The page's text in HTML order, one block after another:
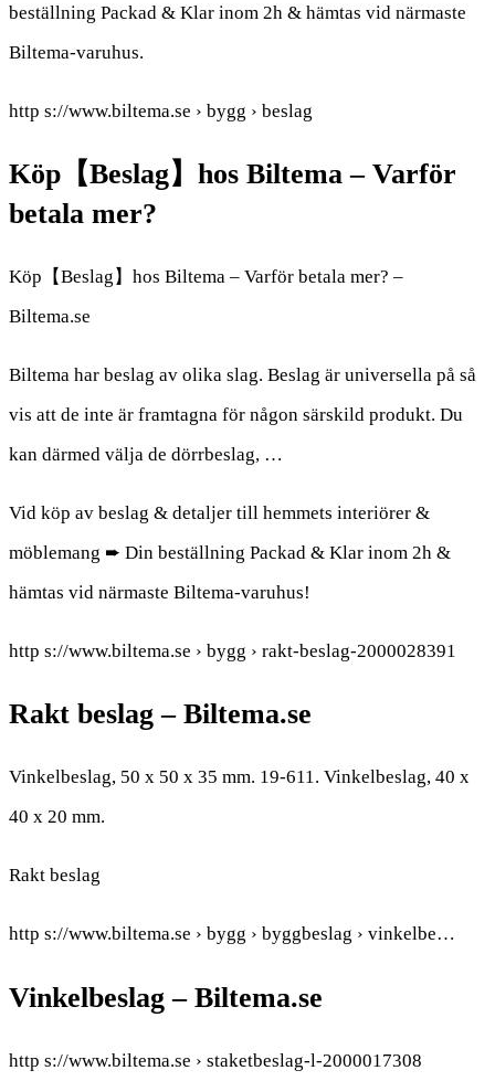
beställning Packad & Klar inom 2h & hämtas vid närmaste
Biltema-varuhus.
http s://www.biltema.se › bygg › beslag
Köp【Beslag】hos Biltema – Varför
betala mer?
Köp【Beslag】hos Biltema – Varför betala mer? –
Biltema.se
Biltema har beslag av olika slag. Beslag är universella på så
vis att de inte är framtagna för någon särskild produkt. Du
kan därmed välja de dörrbeslag, …
Vid köp av beslag & detaljer till hemmets interiörer &
möblemang ➨ Din beställning Packad & Klar inom 2h &
hämtas vid närmaste Biltema-varuhus!
http s://www.biltema.se › bygg › rakt-beslag-2000028391
Rakt beslag – Biltema.se
Vinkelbeslag, 50 x 50 x 35 mm. 19-611. Vinkelbeslag, 40 x
40 x 20 mm.
Rakt beslag
http s://www.biltema.se › bygg › byggbeslag › vinkelbe…
Vinkelbeslag – Biltema.se
http s://www.biltema.se › staketbeslag-l-2000017308